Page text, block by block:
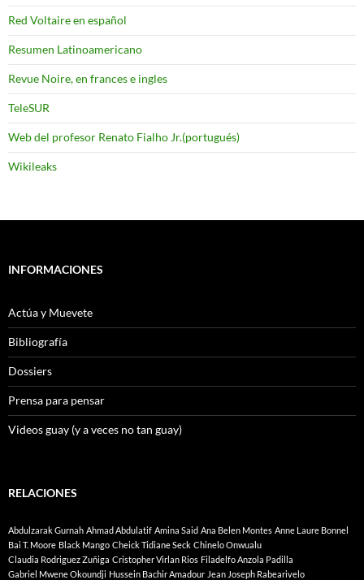
Red Voltaire en español
Resumen Latinoamericano
Revue Noire, en frances e ingles
TeleSUR
Web del profesor Renato Fialho Jr.(portugués)
Wikileaks
INFORMACIONES
Actúa y Muevete
Bibliografía
Dossiers
Prensa para pensar
Videos guay (y a veces no tan guay)
RELACIONES
Abdulzarak Gurnah Ahmad Abdulatif Amina Said Ana Belen Montes Anne Laure Bonnel
Bai T. Moore Black Mango Cheick Tidiane Seck Chinelo Onwualu
Claudia Rodriguez Zuñiga Cristopher Virlan Rios Filadelfo Anzola Padilla
Gabriel Mwene Okoundji Hussein Bachir Amadour Jean Joseph Rabearivelo